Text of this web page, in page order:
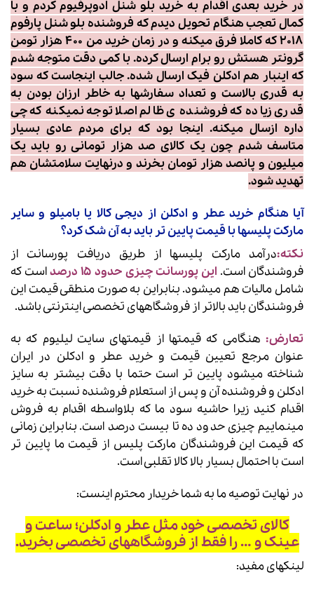
در خرید بعدی اقدام به خرید بلو شنل ادوپرفیوم کردم و با
کمال تعجب هنگام تحویل دیدم که فروشنده بلو شنل پارفوم
۲۰۱۸ که کاملا فرق میکنه و در زمان خرید من ۴۰۰ هزار تومن
گرونتر هستش رو برام ارسال کرده. با کمی دقت متوجه شدم
که اینبار هم ادکلن فیک ارسال شده. جالب اینجاست که سود
به قدری بالاست و تعداد سفارشها به خاطر ارزان بودن به
قدری زیاده که فروشنده ی ظالم اصلا توجه نمیکنه که چی
داره ازسال میکنه. اینجا بود که برای مردم عادی بسیار
متاسف شدم چون یک کالای صد هزار تومانی رو باید یک
میلیون و پانصد هزار تومان بخرند و درنهایت سلامتشان هم
تهدید شود.
آیا هنگام خرید عطر و ادکلن از دیجی کالا یا بامیلو و سایر
مارکت پلیسها با قیمت پایین تر باید به آن شک کرد؟
نکته:درآمد مارکت پلیسها از طریق دریافت پورسانت از
فروشندگان است. این پورسانت چیزی حدود ۱۵ درصد
است که
شامل مالیات هم میشود. بنابراین به صورت منطقی قیمت این
فروشندگان باید بالاتر از فروشگاههای تخصصی اینترنتی باشد.
تعارض: هنگامی که قیمتها از قیمتهای سایت لیلیوم که به
عنوان مرجع تعیین قیمت و خرید عطر و ادکلن در ایران
شناخته میشود پایین تر است حتما با دقت بیشتر به سایز
ادکلن و فروشنده آن و پس از استعلام فروشنده نسبت به خرید
اقدام کنید زیرا حاشیه سود ما که بلاواسطه اقدام به فروش
مینماییم چیزی حدود ده تا بیست درصد است. بنابراین زمانی
که قیمت این فروشندگان مارکت پلیس از قیمت ما پایین تر
است با احتمال بسیار بالا کالا تقلبی است.
در نهایت توصیه ما به شما خریدار محترم اینست:
کالای تخصصی خود مثل عطر و ادکلن؛ ساعت و
عینک و … را فقط از فروشگاههای تخصصی بخرید.
لینکهای مفید: